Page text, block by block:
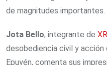
de magnitudes importantes.
Jota Bello, integrante de
desobediencia civil y
Epuyén, comenta sus